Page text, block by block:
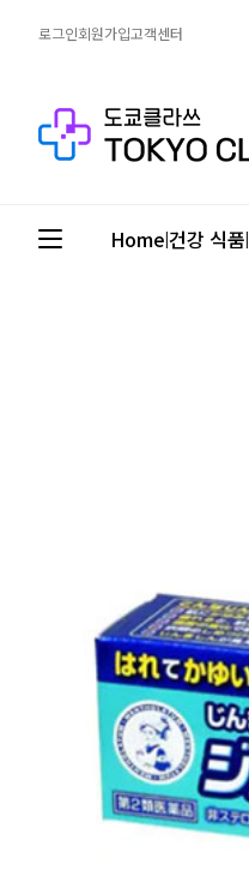
로그인회원가입고객센터
Home|건강 식품|